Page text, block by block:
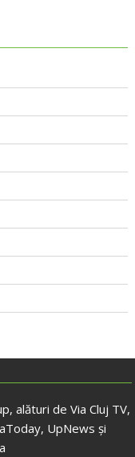
alături de Via Cluj TV,
UpNews și